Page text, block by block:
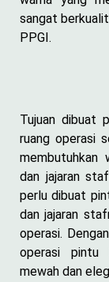
sangat
PPGI.
Tujuan dibuat
ruang operasi
membutuhkan
dan jajaran
perlu dibuat
dan jajaran
operasi.
operasi pintu
mewah dan